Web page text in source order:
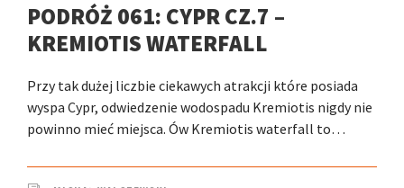
PODRÓŻ 061: CYPR CZ.7 –
KREMIOTIS WATERFALL
Przy tak dużej liczbie ciekawych atrakcji które posiada
wyspa Cypr, odwiedzenie wodospadu Kremiotis nigdy nie
powinno mieć miejsca. Ów Kremiotis waterfall to…